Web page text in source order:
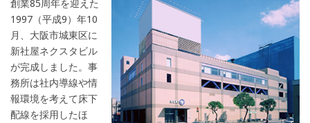
創業85周年を迎えた
1997（平成9）年10
月、大阪市城東区に
新社屋ネクスタビル
が完成しました。事
務所は社内導線や情
報環境を考えて床下
配線を採用したほ